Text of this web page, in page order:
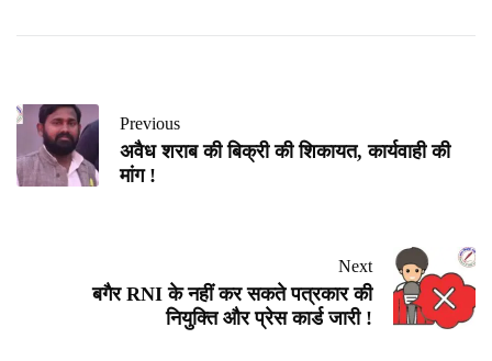
Previous
अवैध शराब की बिक्री की शिकायत, कार्यवाही की
मांग !
Next
बगैर RNI के नहीं कर सकते पत्रकार की
नियुक्ति और प्रेस कार्ड जारी !